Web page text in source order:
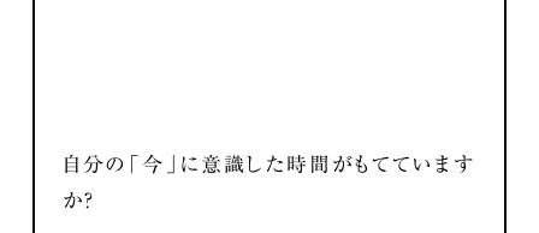
自分の「今」に意識した時間がもてています
か？